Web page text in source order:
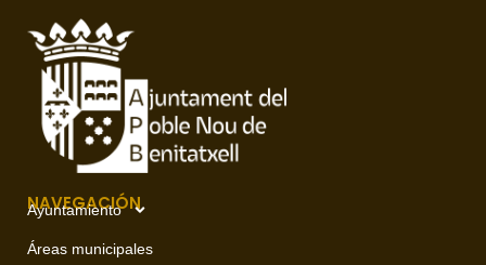
NAVEGACIÓN
Ayuntamiento
Áreas municipales